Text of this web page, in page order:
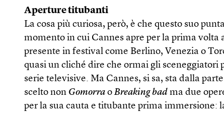
Aperture titubanti
La cosa più curiosa, però, è che questo suo
momento in cui Cannes apre per la prima volta
presente in festival come Berlino, Venezia o
quasi un cliché dire che ormai gli sceneggiatori
serie televisive. Ma Cannes, si sa, sta dalla
scelto non Gomorra oBreaking bad ma due
per la sua cauta e titubante prima immersione: